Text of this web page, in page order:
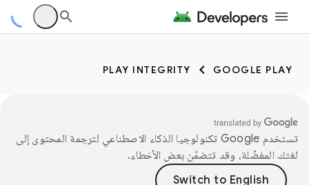
GOOGLE PLAY
PLAY INTEGRITY
تستخدم Google تكنولوجيا الذكاء الاصطناعي لترجمة المحتوى إلى
لغتك المفضّلة، وقد تتضمّن بعض الأخطاء.